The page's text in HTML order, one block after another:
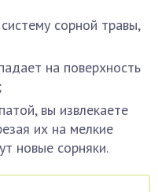
сорной травы,
на поверхность
вы извлекаете
их на мелкие
новые сорняки.